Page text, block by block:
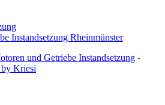
Instandsetzung Rheinmünster
und Getriebe Instandsetzung -
by Kriesi